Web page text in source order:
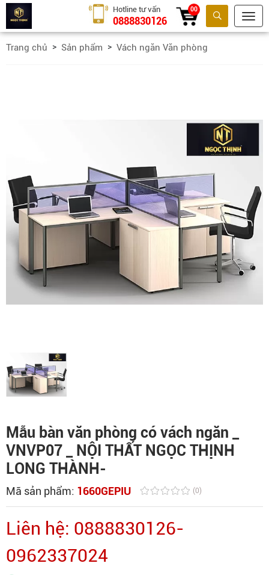
Tìm kiếm
Hotline tư vấn
0888830126
00
Trang chủ Sản phẩm Vách ngăn Văn phòng
Mẫu bàn văn phòng có vách ngăn _
VNVP07 _ NỘI THẤT NGỌC THỊNH
LONG THÀNH-
Mã sản phẩm: 1660GEPIU (0)
Liên hệ: 0888830126-
0962337024